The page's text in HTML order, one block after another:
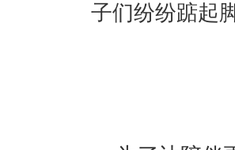
子们纷纷踮起